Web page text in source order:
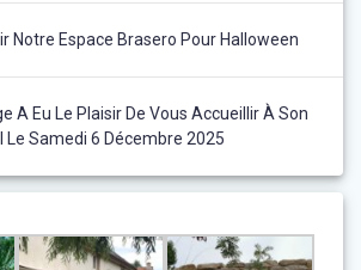
Notre Espace Brasero Pour Halloween
A Eu Le Plaisir De Vous Accueillir À Son
Le Samedi 6 Décembre 2025